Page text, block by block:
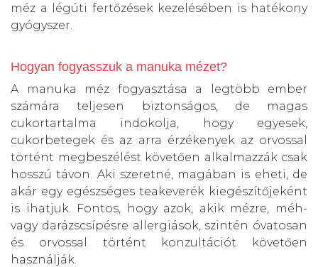
méz a légúti fertőzések kezelésében is hatékony
gyógyszer.
Hogyan fogyasszuk a manuka mézet?
A manuka méz fogyasztása a legtöbb ember
számára teljesen biztonságos, de magas
cukortartalma indokolja, hogy egyesek,
cukorbetegek és az arra érzékenyek az orvossal
történt megbeszélést követően alkalmazzák csak
hosszú távon. Aki szeretné, magában is eheti, de
akár egy egészséges teakeverék kiegészítőjeként
is ihatjuk. Fontos, hogy azok, akik mézre, méh-
vagy darázscsípésre allergiások, szintén óvatosan
és orvossal történt konzultációt követően
használják.